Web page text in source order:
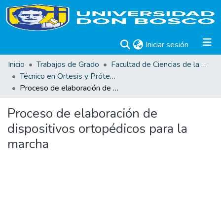
Iniciar sesión (current)
Inicio
Trabajos de Grado
Facultad de Ciencias de la Rehabilitación
Técnico en Ortesis y Prótesis
Proceso de elaboración de dispositivos ortopédicos para la marcha
Proceso de elaboración de
dispositivos ortopédicos para la
marcha